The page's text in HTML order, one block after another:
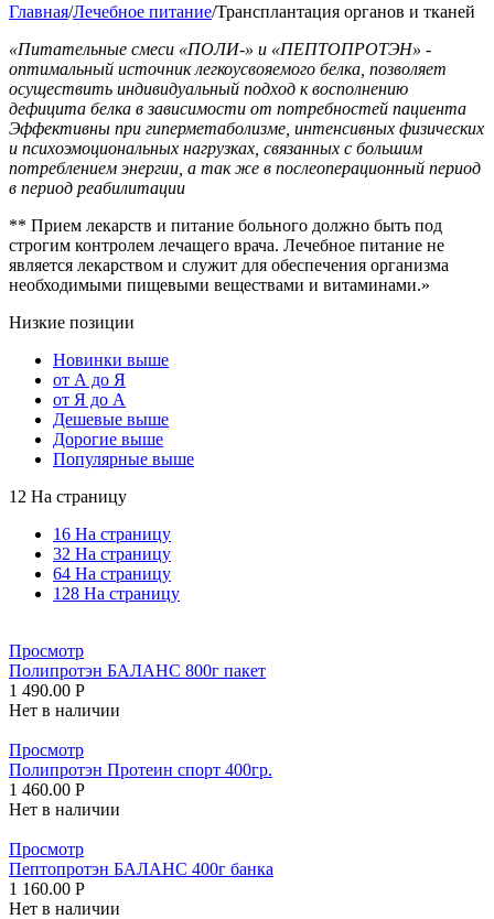
Главная/Лечебное питание/Трансплантация органов и тканей
«Питательные смеси «ПОЛИ-» и «ПЕПТОПРОТЭН» -
оптимальный источник легкоусвояемого белка, позволяет
осуществить индивидуальный подход к восполнению
дефицита белка в зависимости от потребностей пациента
Эффективны при гиперметаболизме, интенсивных физических
и психоэмоциональных нагрузках, связанных с большим
потреблением энергии, а так же в послеоперационный период
в период реабилитации
** Прием лекарств и питание больного должно быть под
строгим контролем лечащего врача. Лечебное питание не
является лекарством и служит для обеспечения организма
необходимыми пищевыми веществами и витаминами.»
Низкие позиции
Новинки выше
от А до Я
от Я до А
Дешевые выше
Дорогие выше
Популярные выше
12 На страницу
16 На страницу
32 На страницу
64 На страницу
128 На страницу
Просмотр
Полипротэн БАЛАНС 800г пакет
1 490.00 Р
Нет в наличии
Просмотр
Полипротэн Протеин спорт 400гр.
1 460.00 Р
Нет в наличии
Просмотр
Пептопротэн БАЛАНС 400г банка
1 160.00 Р
Нет в наличии